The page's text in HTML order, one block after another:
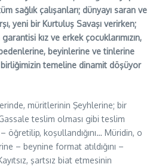
sağlık çalışanları; dünyayı saran ve
yeni bir Kurtuluş Savaşı verirken;
kız ve erkek çocuklarımızın,
beyinlerine ve tinlerine
birliğimizin temeline dinamit döşüyor
müritlerinin Şeyhlerine; bir
Gassale teslim olması gibi teslim
öğretilip, koşullandığını… Müridin, o
– beynine format atıldığını –
şartsız biat etmesinin